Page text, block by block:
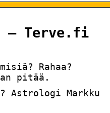
– Terve.fi
Rahaa?
pitää.
Astrologi Markku